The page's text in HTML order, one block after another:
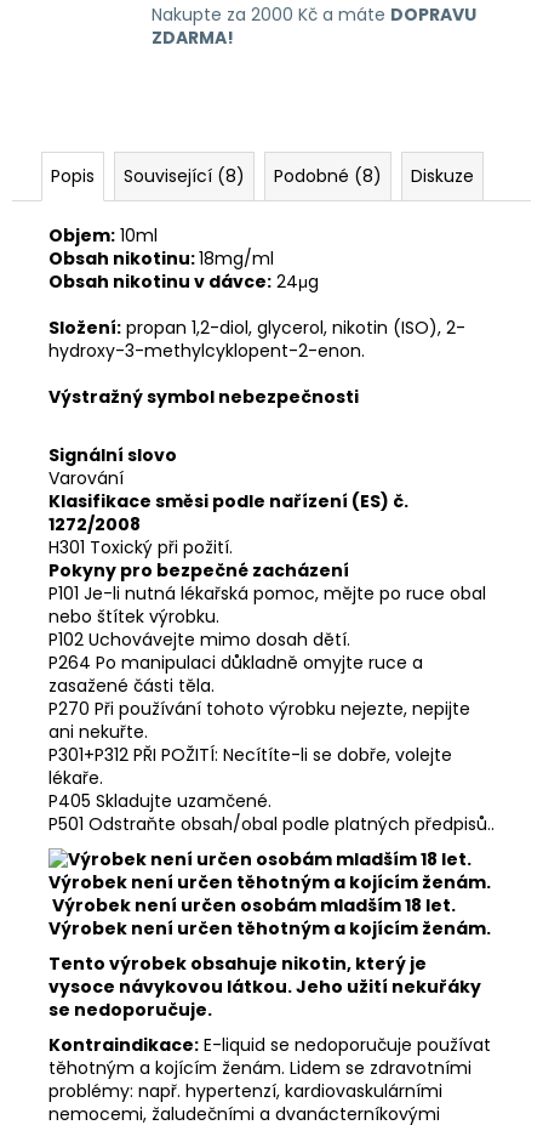
Nakupte za 2000 Kč a máte DOPRAVU
ZDARMA!
Popis Související (8) Podobné (8) Diskuze
Objem: 10ml
Obsah nikotinu:18mg/ml
Obsah nikotinu v dávce: 24μg
Složení: propan 1,2-diol, glycerol, nikotin (ISO), 2-
hydroxy-3-methylcyklopent-2-enon.
Výstražný symbol nebezpečnosti
Signální slovo
Varování
Klasifikace směsi podle nařízení (ES) č.
1272/2008
H301 Toxický při požití.
Pokyny pro bezpečné zacházení
P101 Je-li nutná lékařská pomoc, mějte po ruce obal
nebo štítek výrobku.
P102 Uchovávejte mimo dosah dětí.
P264 Po manipulaci důkladně omyjte ruce a
zasažené části těla.
P270 Při používání tohoto výrobku nejezte, nepijte
ani nekuřte.
P301+P312 PŘI POŽITÍ: Necítíte-li se dobře, volejte
lékaře.
P405 Skladujte uzamčené.
P501 Odstraňte obsah/obal podle platných předpisů..
Výrobek není určen osobám mladším 18 let.
Výrobek není určen těhotným a kojícím ženám.
Tento výrobek obsahuje nikotin, který je
vysoce návykovou látkou. Jeho užití nekuřáky
se nedoporučuje.
Kontraindikace: E-liquid se nedoporučuje používat
těhotným a kojícím ženám. Lidem se zdravotními
problémy: např. hypertenzí, kardiovaskulárními
nemocemi, žaludečními a dvanácterníkovými